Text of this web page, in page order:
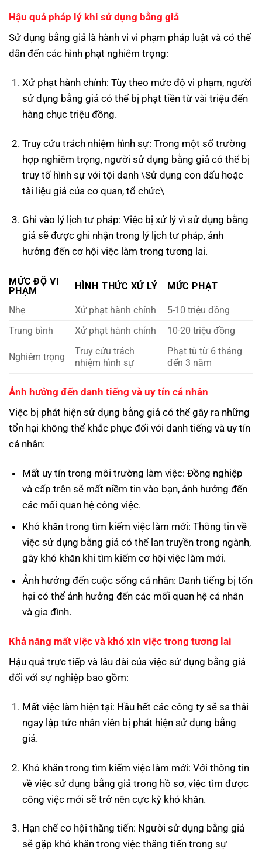
Hậu quả pháp lý khi sử dụng bằng giả
Sử dụng bằng giả là hành vi vi phạm pháp luật và có thể
dẫn đến các hình phạt nghiêm trọng:
Xử phạt hành chính: Tùy theo mức độ vi phạm, người
sử dụng bằng giả có thể bị phạt tiền từ vài triệu đến
hàng chục triệu đồng.
Truy cứu trách nhiệm hình sự: Trong một số trường
hợp nghiêm trọng, người sử dụng bằng giả có thể bị
truy tố hình sự với tội danh \Sử dụng con dấu hoặc
tài liệu giả của cơ quan, tổ chức\
Ghi vào lý lịch tư pháp: Việc bị xử lý vì sử dụng bằng
giả sẽ được ghi nhận trong lý lịch tư pháp, ảnh
hưởng đến cơ hội việc làm trong tương lai.
MỨC ĐỘ VI
PHẠM
HÌNH THỨC XỬ LÝ MỨC PHẠT
Nhẹ Xử phạt hành chính
5-10 triệu đồng
Trung bình
Xử phạt hành chính 10-20 triệu đồng
Nghiêm trọng
Truy cứu trách
nhiệm hình sự
Phạt tù từ 6 tháng
đến 3 năm
Ảnh hưởng đến danh tiếng và uy tín cá nhân
Việc bị phát hiện sử dụng bằng giả có thể gây ra những
tổn hại không thể khắc phục đối với danh tiếng và uy tín
cá nhân:
Mất uy tín trong môi trường làm việc: Đồng nghiệp
và cấp trên sẽ mất niềm tin vào bạn, ảnh hưởng đến
các mối quan hệ công việc.
Khó khăn trong tìm kiếm việc làm mới: Thông tin về
việc sử dụng bằng giả có thể lan truyền trong ngành,
gây khó khăn khi tìm kiếm cơ hội việc làm mới.
Ảnh hưởng đến cuộc sống cá nhân: Danh tiếng bị tổn
hại có thể ảnh hưởng đến các mối quan hệ cá nhân
và gia đình.
Khả năng mất việc và khó xin việc trong tương lai
Hậu quả trực tiếp và lâu dài của việc sử dụng bằng giả
đối với sự nghiệp bao gồm:
Mất việc làm hiện tại: Hầu hết các công ty sẽ sa thải
ngay lập tức nhân viên bị phát hiện sử dụng bằng
giả.
Khó khăn trong tìm kiếm việc làm mới: Với thông tin
về việc sử dụng bằng giả trong hồ sơ, việc tìm được
công việc mới sẽ trở nên cực kỳ khó khăn.
Hạn chế cơ hội thăng tiến: Người sử dụng bằng giả
sẽ gặp khó khăn trong việc thăng tiến trong sự